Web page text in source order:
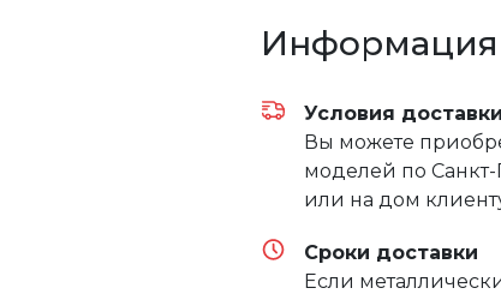
Информация
Условия
Вы можете
моделей по Санкт-
или на дом
Сроки доставки
Если